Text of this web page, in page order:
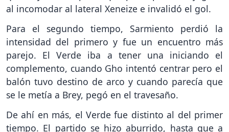
al incomodar al lateral Xeneize e invalidó el gol.
Para el segundo tiempo, Sarmiento perdió la
intensidad del primero y fue un encuentro más
parejo. El Verde iba a tener una iniciando el
complemento, cuando Gho intentó centrar pero el
balón tuvo destino de arco y cuando parecía que
se le metía a Brey, pegó en el travesaño.
De ahí en más, el Verde fue distinto al del primer
tiempo. El partido se hizo aburrido, hasta que a